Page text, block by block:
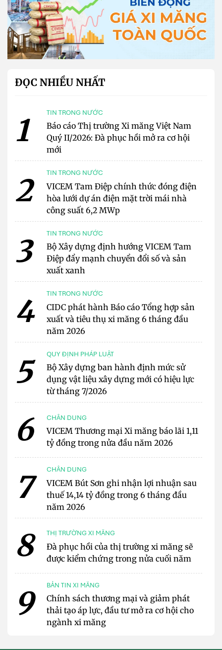
ĐỌC NHIỀU NHẤT
1 TIN TRONG NƯỚC
Báo cáo Thị trường Xi măng Việt Nam
Quý II/2026: Đà phục hồi mở ra cơ hội
mới
2 TIN TRONG NƯỚC
VICEM Tam Điệp chính thức đóng điện
hòa lưới dự án điện mặt trời mái nhà
công suất 6,2 MWp
3 TIN TRONG NƯỚC
Bộ Xây dựng định hướng VICEM Tam
Điệp đẩy mạnh chuyển đổi số và sản
xuất xanh
4 TIN TRONG NƯỚC
CIDC phát hành Báo cáo Tổng hợp sản
xuất và tiêu thụ xi măng 6 tháng đầu
năm 2026
5 QUY ĐỊNH PHÁP LUẬT
Bộ Xây dựng ban hành định mức sử
dụng vật liệu xây dựng mới có hiệu lực
từ tháng 7/2026
6 CHÂN DUNG
VICEM Thương mại Xi măng báo lãi 1,11
tỷ đồng trong nửa đầu năm 2026
7 CHÂN DUNG
VICEM Bút Sơn ghi nhận lợi nhuận sau
thuế 14,14 tỷ đồng trong 6 tháng đầu
năm 2026
8 THỊ TRƯỜNG XI MĂNG
Đà phục hồi của thị trường xi măng sẽ
được kiểm chứng trong nửa cuối năm
9 BẢN TIN XI MĂNG
Chính sách thương mại và giảm phát
thải tạo áp lực, đầu tư mở ra cơ hội cho
ngành xi măng